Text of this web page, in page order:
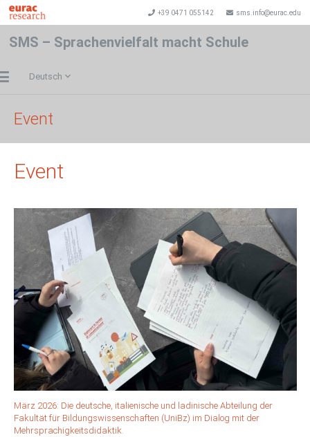
+39 0471 055142 sms.info@eurac.edu
SMS – Sprachenvielfalt macht Schule
Deutsch
Event
Event
März 2026: Die deutsche, italienische und ladinische Abteilung der
Fakultät für Bildungswissenschaften (UniBz) im Dialog mit der
Mehrsprachigkeitsdidaktik.